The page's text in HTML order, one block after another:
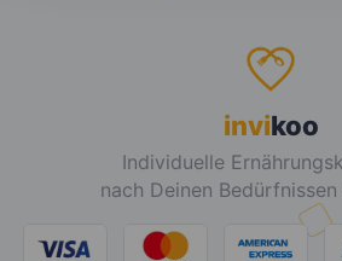
invikoo
Individuelle
nach Deinen